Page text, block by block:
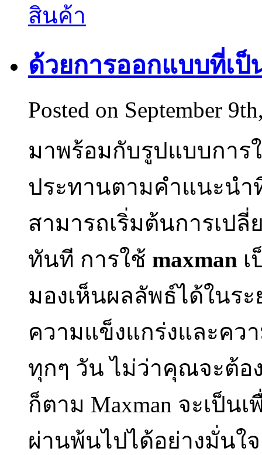
สินค้า
ด้วยการออกแบบที่เป็
Posted on September
มาพร้อมกับรูปแบบการ
ประทานตามคำแนะน
สามารถเริ่มต้นการเป
ทันที การใช้ maxman
มองเห็นผลลัพธ์ได้ในร
ความแข็งแกร่งและคว
ทุกๆ วัน ไม่ว่าคุณจะต้อ
ก็ตาม Maxman จะเป็
ผ่านพ้นไปได้อย่างมั่นใจ